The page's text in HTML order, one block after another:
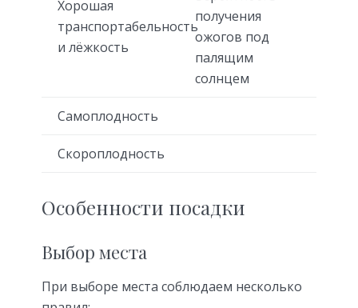
Хорошая
транспортабельность
и лёжкость
получения
ожогов под
палящим
солнцем
Самоплодность
Скороплодность
Особенности посадки
Выбор места
При выборе места соблюдаем несколько